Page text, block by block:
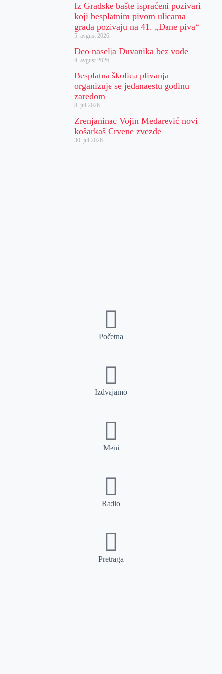
Iz Gradske bašte ispraćeni pozivari
koji besplatnim pivom ulicama
grada pozivaju na 41. „Dane piva“
5. avgust 2026.
Deo naselja Duvanika bez vode
4. avgust 2026.
Besplatna školica plivanja
organizuje se jedanaestu godinu
zaredom
8. jul 2026.
Zrenjaninac Vojin Medarević novi
košarkaš Crvene zvezde
30. jul 2026.
Početna
Izdvajamo
Meni
Radio
Pretraga